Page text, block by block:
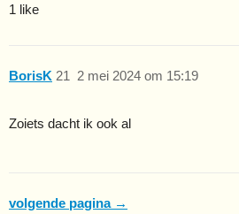
1 like
BorisK 2 mei 2024 om 15:19
21
Zoiets dacht ik ook al
volgende pagina →